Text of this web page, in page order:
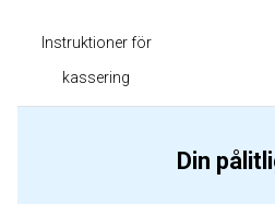
Instruktioner för
kassering
Din